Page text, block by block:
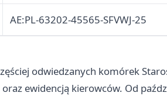
AE:PL-63202-45565-SFVWJ-25
odwiedzanych komórek
ewidencją kierowców. Od